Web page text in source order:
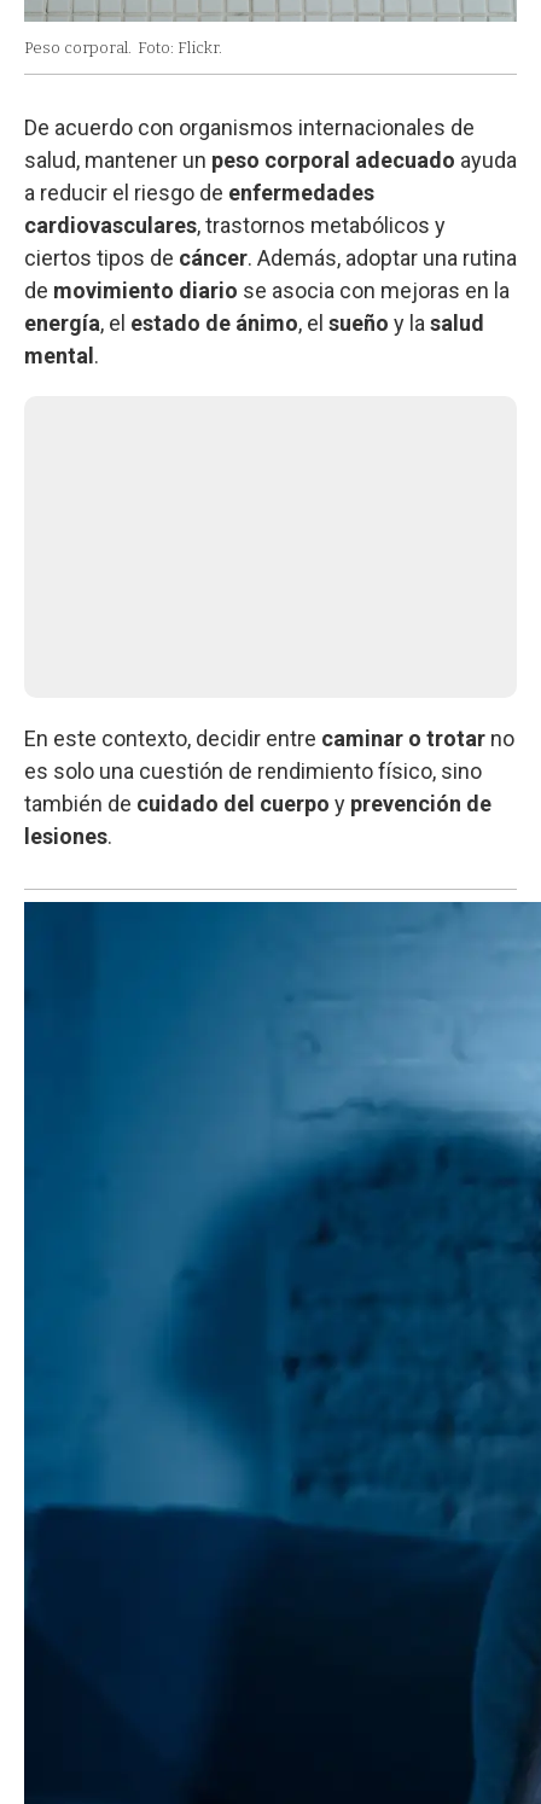
Peso corporal. Foto: Flickr.
De acuerdo con organismos internacionales de
salud, mantener un peso corporal adecuado ayuda
a reducir el riesgo de enfermedades
cardiovasculares, trastornos metabólicos y
ciertos tipos de cáncer. Además, adoptar una rutina
de movimiento diario se asocia con mejoras en la
energía, el estado de ánimo, el sueño y la salud
mental .
En este contexto, decidir entre caminar o trotar no
es solo una cuestión de rendimiento físico, sino
también de cuidado del cuerpo y prevención de
lesiones.